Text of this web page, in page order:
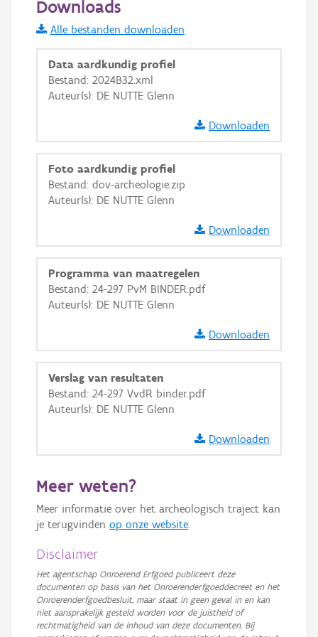
Informatie Vlaanderen
i
+ −
Basis Lagen
Ortho
GRB-Basiskaart
GRB-Basiskaart in grijswaarden
Downloads
Alle bestanden downloaden
Data aardkundig profiel
Bestand: 2024B32.xml
Auteur(s): DE NUTTE Glenn
Downloaden
Foto aardkundig profiel
Bestand: dov-archeologie.zip
Auteur(s): DE NUTTE Glenn
Downloaden
Programma van maatregelen
Bestand: 24-297 PvM BINDER.pdf
Auteur(s): DE NUTTE Glenn
Downloaden
Verslag van resultaten
Bestand: 24-297 VvdR binder.pdf
Auteur(s): DE NUTTE Glenn
Downloaden
Meer weten?
Meer informatie over het archeologisch traject kan
je terugvinden op onze website.
Disclaimer
Het agentschap Onroerend Erfgoed publiceert deze
documenten op basis van het Onroerenderfgoeddecreet en het
Onroerenderfgoedbesluit, maar staat in geen geval in en kan
niet aansprakelijk gesteld worden voor de juistheid of
rechtmatigheid van de inhoud van deze documenten. Bij